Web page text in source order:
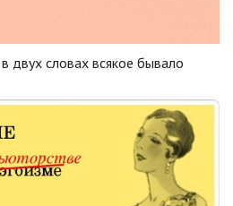
двух словах всякое бывало